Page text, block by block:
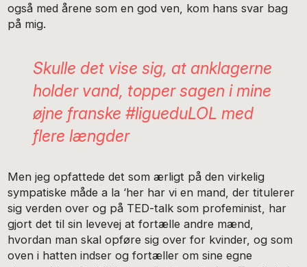
også med årene som en god ven, kom hans svar bag
på mig.
Skulle det vise sig, at anklagerne
holder vand, topper sagen i mine
øjne franske #ligueduLOL med
flere længder
Men jeg opfattede det som ærligt på den virkelig
sympatiske måde a la ‘her har vi en mand, der titulerer
sig verden over og på TED-talk som profeminist, har
gjort det til sin levevej at fortælle andre mænd,
hvordan man skal opføre sig over for kvinder, og som
oven i hatten indser og fortæller om sine egne